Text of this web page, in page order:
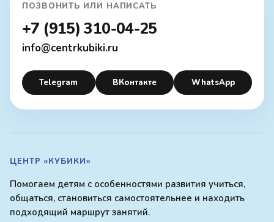
ПОЗВОНИТЬ ИЛИ НАПИСАТЬ
+7 (915) 310-04-25
info@centrkubiki.ru
Telegram ВКонтакте WhatsApp
ЦЕНТР «КУБИКИ»
Помогаем детям с особенностями развития учиться,
общаться, становиться самостоятельнее и находить
подходящий маршрут занятий.